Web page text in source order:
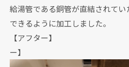
給湯管である銅管が直結されて
できるように加工しました。
【アフター】
ー】